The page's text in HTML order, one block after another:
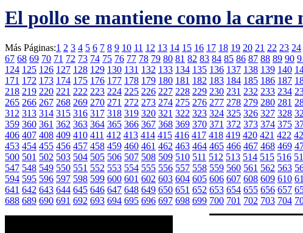
El pollo se mantiene como la carne
Más Páginas:1 2 3 4 5 6 7 8 9 10 11 12 13 14 15 16 17 18 19 20 21 22 23 24
67 68 69 70 71 72 73 74 75 76 77 78 79 80 81 82 83 84 85 86 87 88 89 90
124 125 126 127 128 129 130 131 132 133 134 135 136 137 138 139 140
171 172 173 174 175 176 177 178 179 180 181 182 183 184 185 186 187
218 219 220 221 222 223 224 225 226 227 228 229 230 231 232 233 234
265 266 267 268 269 270 271 272 273 274 275 276 277 278 279 280 281
312 313 314 315 316 317 318 319 320 321 322 323 324 325 326 327 328
359 360 361 362 363 364 365 366 367 368 369 370 371 372 373 374 375
406 407 408 409 410 411 412 413 414 415 416 417 418 419 420 421 422
453 454 455 456 457 458 459 460 461 462 463 464 465 466 467 468 469
500 501 502 503 504 505 506 507 508 509 510 511 512 513 514 515 516
547 548 549 550 551 552 553 554 555 556 557 558 559 560 561 562 563
594 595 596 597 598 599 600 601 602 603 604 605 606 607 608 609 610
641 642 643 644 645 646 647 648 649 650 651 652 653 654 655 656 657
688 689 690 691 692 693 694 695 696 697 698 699 700 701 702 703 704